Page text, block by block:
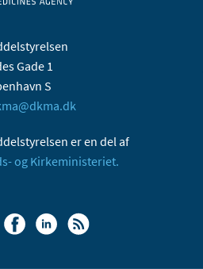
Gade 1
S
er en del af
og Kirkeministeriet.